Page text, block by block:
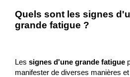
Quels sont les signes
grande fatigue ?
Les signes d'une grande fatigue
manifester de diverses manières